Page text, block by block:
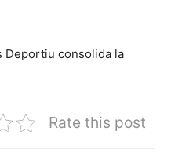
Deportiu consolida la
Rate this post